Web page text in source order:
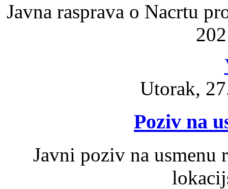
Javna rasprava o Nacrtu
Utorak,
Poziv na
Javni poziv na usmenu